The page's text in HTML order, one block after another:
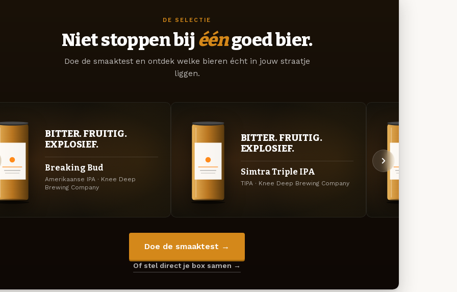
DE SELECTIE
Niet stoppen bij ééngoed bier.
Doe de smaaktest en ontdek welke bieren écht in jouw straatje
liggen.
BITTER. FRUITIG.
EXPLOSIEF.
Breaking Bud
Amerikaanse IPA · Knee Deep
Brewing Company
BITTER. FRUITIG.
EXPLOSIEF.
Simtra Triple IPA
TIPA · Knee Deep Brewing Company
Doe de smaaktest →
Of stel direct je box samen →